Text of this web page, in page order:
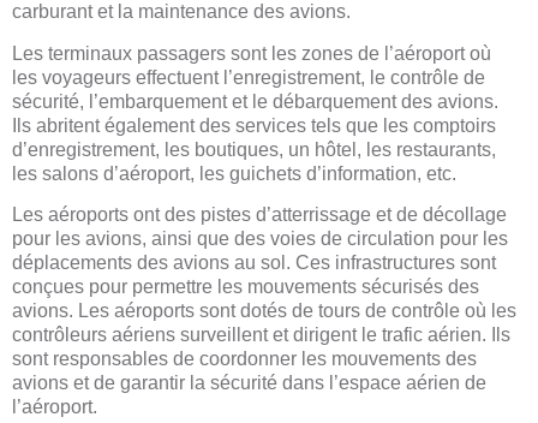
carburant et la maintenance des avions.
Les terminaux passagers sont les zones de l’aéroport où
les voyageurs effectuent l’enregistrement, le contrôle de
sécurité, l’embarquement et le débarquement des avions.
Ils abritent également des services tels que les comptoirs
d’enregistrement, les boutiques, un hôtel, les restaurants,
les salons d’aéroport, les guichets d’information, etc.
Les aéroports ont des pistes d’atterrissage et de décollage
pour les avions, ainsi que des voies de circulation pour les
déplacements des avions au sol. Ces infrastructures sont
conçues pour permettre les mouvements sécurisés des
avions. Les aéroports sont dotés de tours de contrôle où les
contrôleurs aériens surveillent et dirigent le trafic aérien. Ils
sont responsables de coordonner les mouvements des
avions et de garantir la sécurité dans l’espace aérien de
l’aéroport.